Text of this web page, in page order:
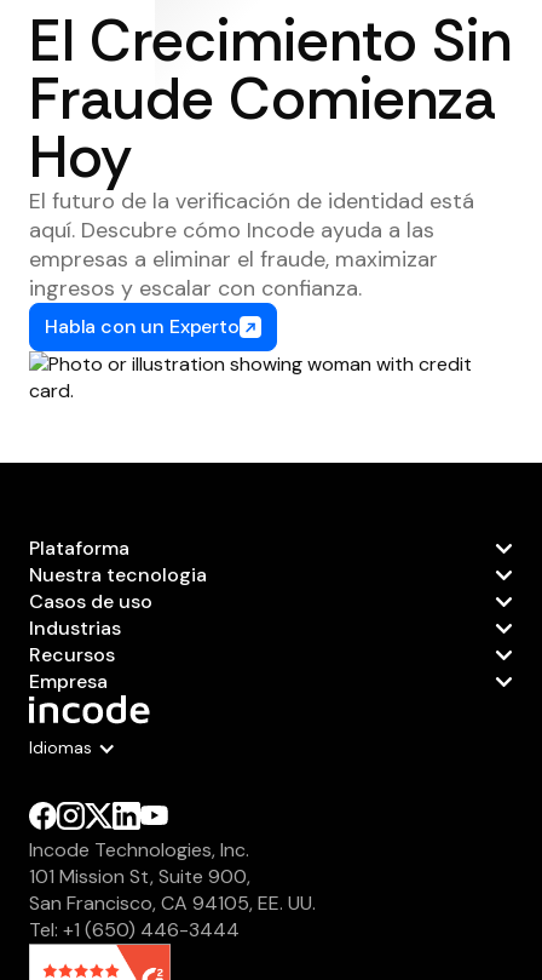
El Crecimiento Sin
Fraude Comienza
Hoy
El futuro de la verificación de identidad está
aquí. Descubre cómo Incode ayuda a las
empresas a eliminar el fraude, maximizar
ingresos y escalar con confianza.
Habla con un Experto
Idiomas
Incode Technologies, Inc.
101 Mission St, Suite 900,
San Francisco, CA 94105, EE. UU.
Tel: +1 (650) 446-3444
Plataforma
Nuestra tecnologia
Casos de uso
Industrias
Recursos
Empresa